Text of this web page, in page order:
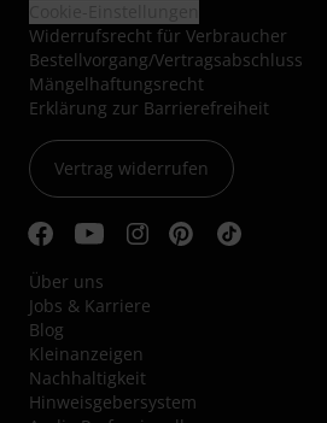
Widerrufsrecht für Verbraucher
Bestellvorgang/Vertragsabschluss
Mängelhaftungsrecht
Erklärung zur Barrierefreiheit
Vertrag widerrufen
Über uns
Jobs & Karriere
Blog
Kleinanzeigen
Nachhaltigkeit
Hinweisgebersystem